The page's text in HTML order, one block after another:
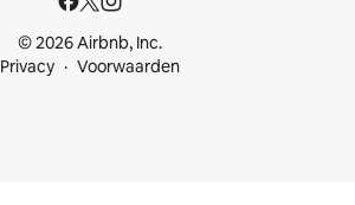
© 2026 Airbnb, Inc.
Privacy
Voorwaarden